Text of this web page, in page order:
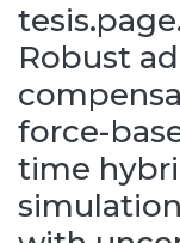
Acerca de
Depósito
Robust
force-
time